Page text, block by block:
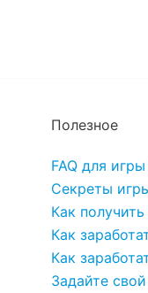
Полезное
FAQ для
Секреты
Как
Как
Как
Задайте